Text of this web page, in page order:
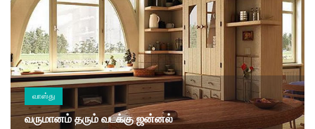
வாஸ்து
வருமானம் தரும் வடக்கு ஜன்னல்